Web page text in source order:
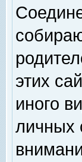
этих
иного
личных